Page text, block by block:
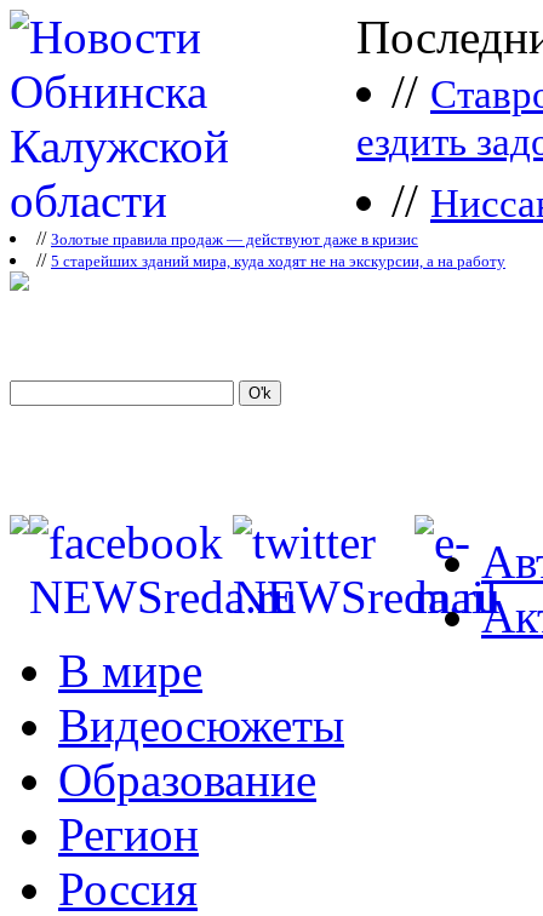
//
ездить
//
// Зoлoтые прaвилa продаж — действуют даже в кризис
// 5 старейших зданий мира, куда ходят не на экскурсии, а на работу
В мире
Видеосюжеты
Образование
Регион
Россия